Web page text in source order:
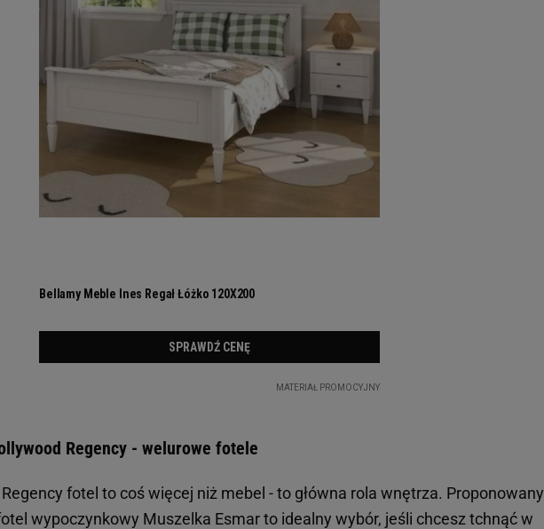
Regency - welurowe fotele
fotel to coś więcej niż mebel - to główna rola wnętrza. Proponowany
wypoczynkowy Muszelka Esmar to idealny wybór, jeśli chcesz tchnąć w